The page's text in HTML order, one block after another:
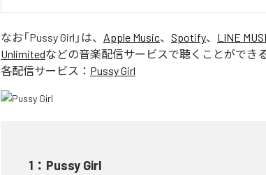
なお「Pussy Girl 」は、 Apple Music、 Spotify、 LINE
Unlimitedなどの音楽配信サービスで聴くことができる
各配信サービス： Pussy Girl
1 ： Pussy Girl